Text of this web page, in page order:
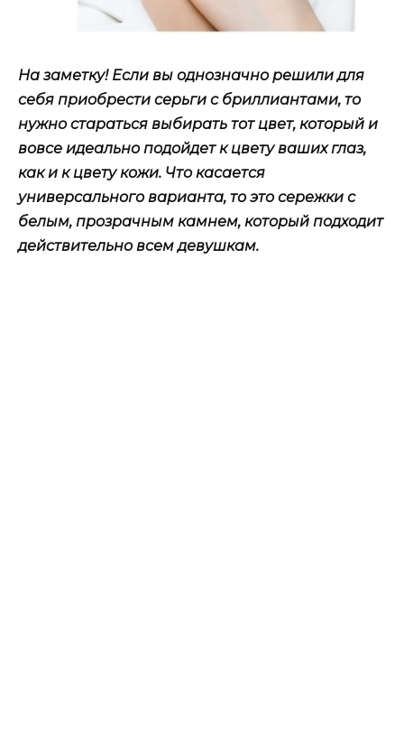
На заметку! Если вы однозначно решили для
себя приобрести серьги с бриллиантами, то
нужно стараться выбирать тот цвет, который и
вовсе идеально подойдет к цвету ваших глаз,
как и к цвету кожи. Что касается
универсального варианта, то это сережки с
белым, прозрачным камнем, который подходит
действительно всем девушкам.